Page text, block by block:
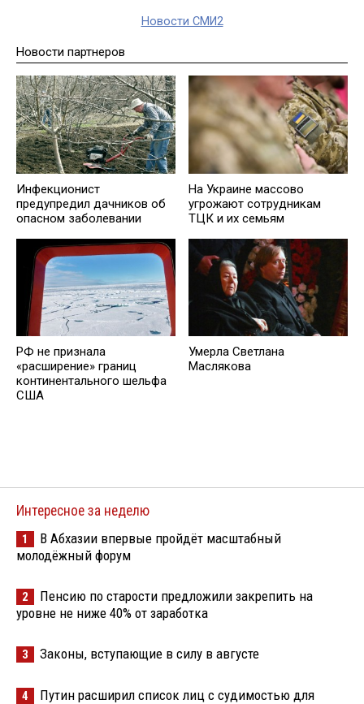
Новости СМИ2
Новости партнеров
Инфекционист
предупредил дачников об
опасном заболевании
На Украине массово
угрожают сотрудникам
ТЦК и их семьям
РФ не признала
«расширение» границ
континентального шельфа
США
Умерла Светлана
Маслякова
Интересное за неделю
1
В Абхазии впервые пройдёт масштабный
молодёжный форум
2
Пенсию по старости предложили закрепить на
уровне не ниже 40% от заработка
3 Законы, вступающие в силу в августе
4
Путин расширил список лиц с судимостью для